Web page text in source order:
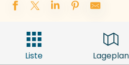
Liste Lageplan